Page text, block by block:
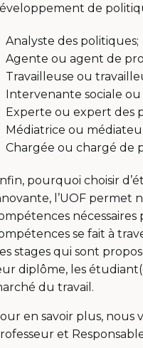
de
Analyste des politiques;
Agente ou agent de
Travailleuse ou
Intervenante sociale
Experte ou expert des
Médiatrice ou
Chargée ou chargé de
pourquoi choisir
l’UOF permet
se fait à
stages qui sont
diplôme, les
du travail.
en savoir plus, nous
et